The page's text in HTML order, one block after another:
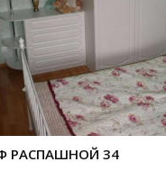
РАСПАШНОЙ 34